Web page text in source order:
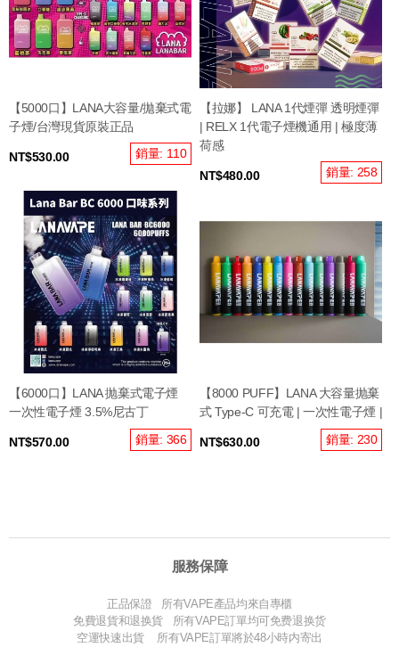
【5000口】LANA大容量/拋棄式電
子煙/台灣現貨原裝正品
NT$530.00 銷量: 110
【拉娜】 LANA 1代煙彈 透明煙彈
| RELX 1代電子煙機通用 | 極度薄
荷感
NT$480.00 銷量: 258
【6000口】LANA 抛棄式電子煙
一次性電子煙 3.5%尼古丁
NT$570.00 銷量: 366
【8000 PUFF】LANA 大容量抛棄
式 Type-C 可充電 | 一次性電子煙 |
NT$630.00 銷量: 230
服務保障
正品保證 所有VAPE產品均來自專櫃
免費退貨和退换貨 所有VAPE訂單均可免费退换货
空運快速出貨 所有VAPE訂單將於48小時内寄出